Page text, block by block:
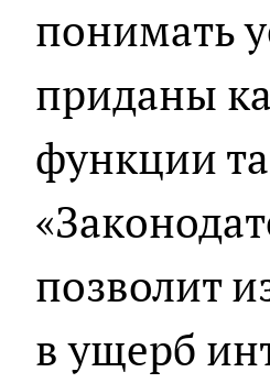
понимать
приданы
функции
позволит
в ущерб